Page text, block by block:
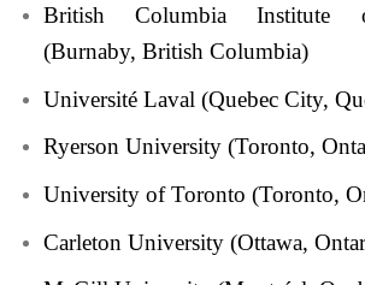
British Columbia Institute
(Burnaby, British Columbia)
Université Laval (Quebec City,
Ryerson University (Toronto,
University of Toronto (Toronto,
Carleton University (Ottawa,